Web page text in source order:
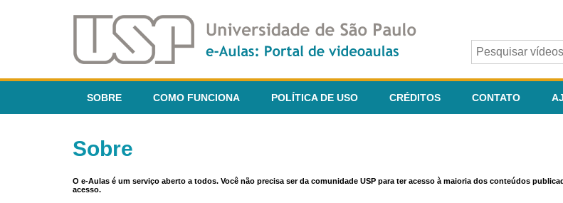
SOBRE COMO FUNCIONA POLÍTICA DE USO CRÉDITOS CONTATO
Sobre
O e-Aulas é um serviço aberto a todos. Você não precisa ser da comunidade USP para ter acesso à maioria dos conteúdos
acesso.